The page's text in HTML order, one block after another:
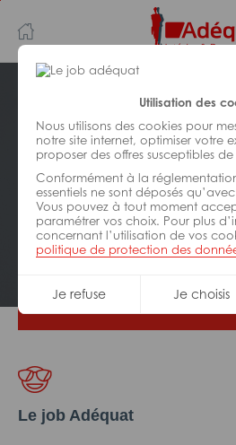
Utilisation des
Nous utilisons des cookies pour
notre site internet, optimiser votre
proposer des offres susceptibles de
Conformément à la
essentiels ne sont déposés
Vous pouvez à tout moment
paramétrer vos choix. Pour plus
concernant l’utilisation de vos
politique de protection des
Je refuse Je choisis
au
contenu
principal
navigation
MÉDICAL/
Réf : ZC1-313664
Preparateur en
CDI Pau
Le job Adéquat